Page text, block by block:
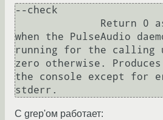
--check
when the PulseAudio
running for the calling
zero otherwise.
the console except for
С grep'ом работает: